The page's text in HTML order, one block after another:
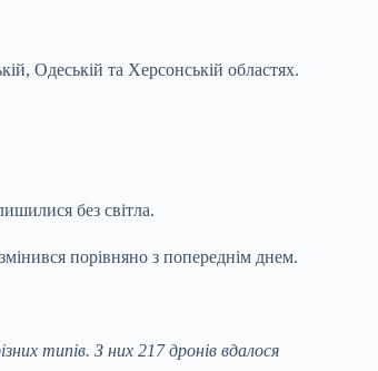
Одеській та Херсонській областях.
без світла.
порівняно з попереднім днем.
типів. З них 217 дронів вдалося